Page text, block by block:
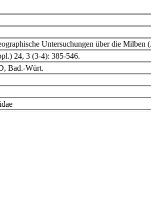
Untersuchungen über die
24, 3 (3-4): 385-546.
Bad.-Würt.